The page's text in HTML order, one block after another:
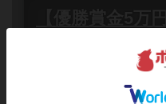
【優勝賞金5万
集（8/9＠名古
名古屋駅